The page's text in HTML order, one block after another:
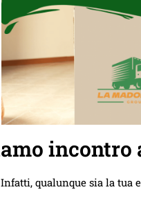
incontro
Infatti, qualunque sia la